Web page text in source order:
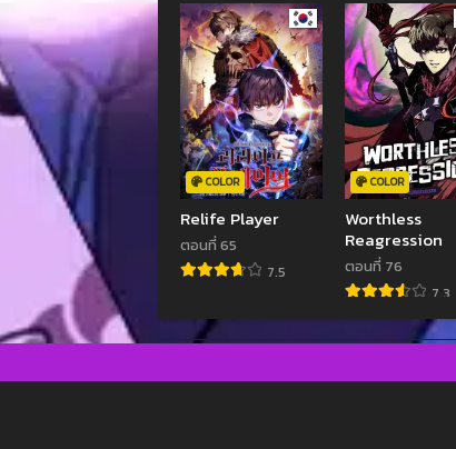
COLOR
Relife Player
ตอนที่ 65
7.5
COLOR
Worthless
Reagression
ตอนที่ 76
7.3